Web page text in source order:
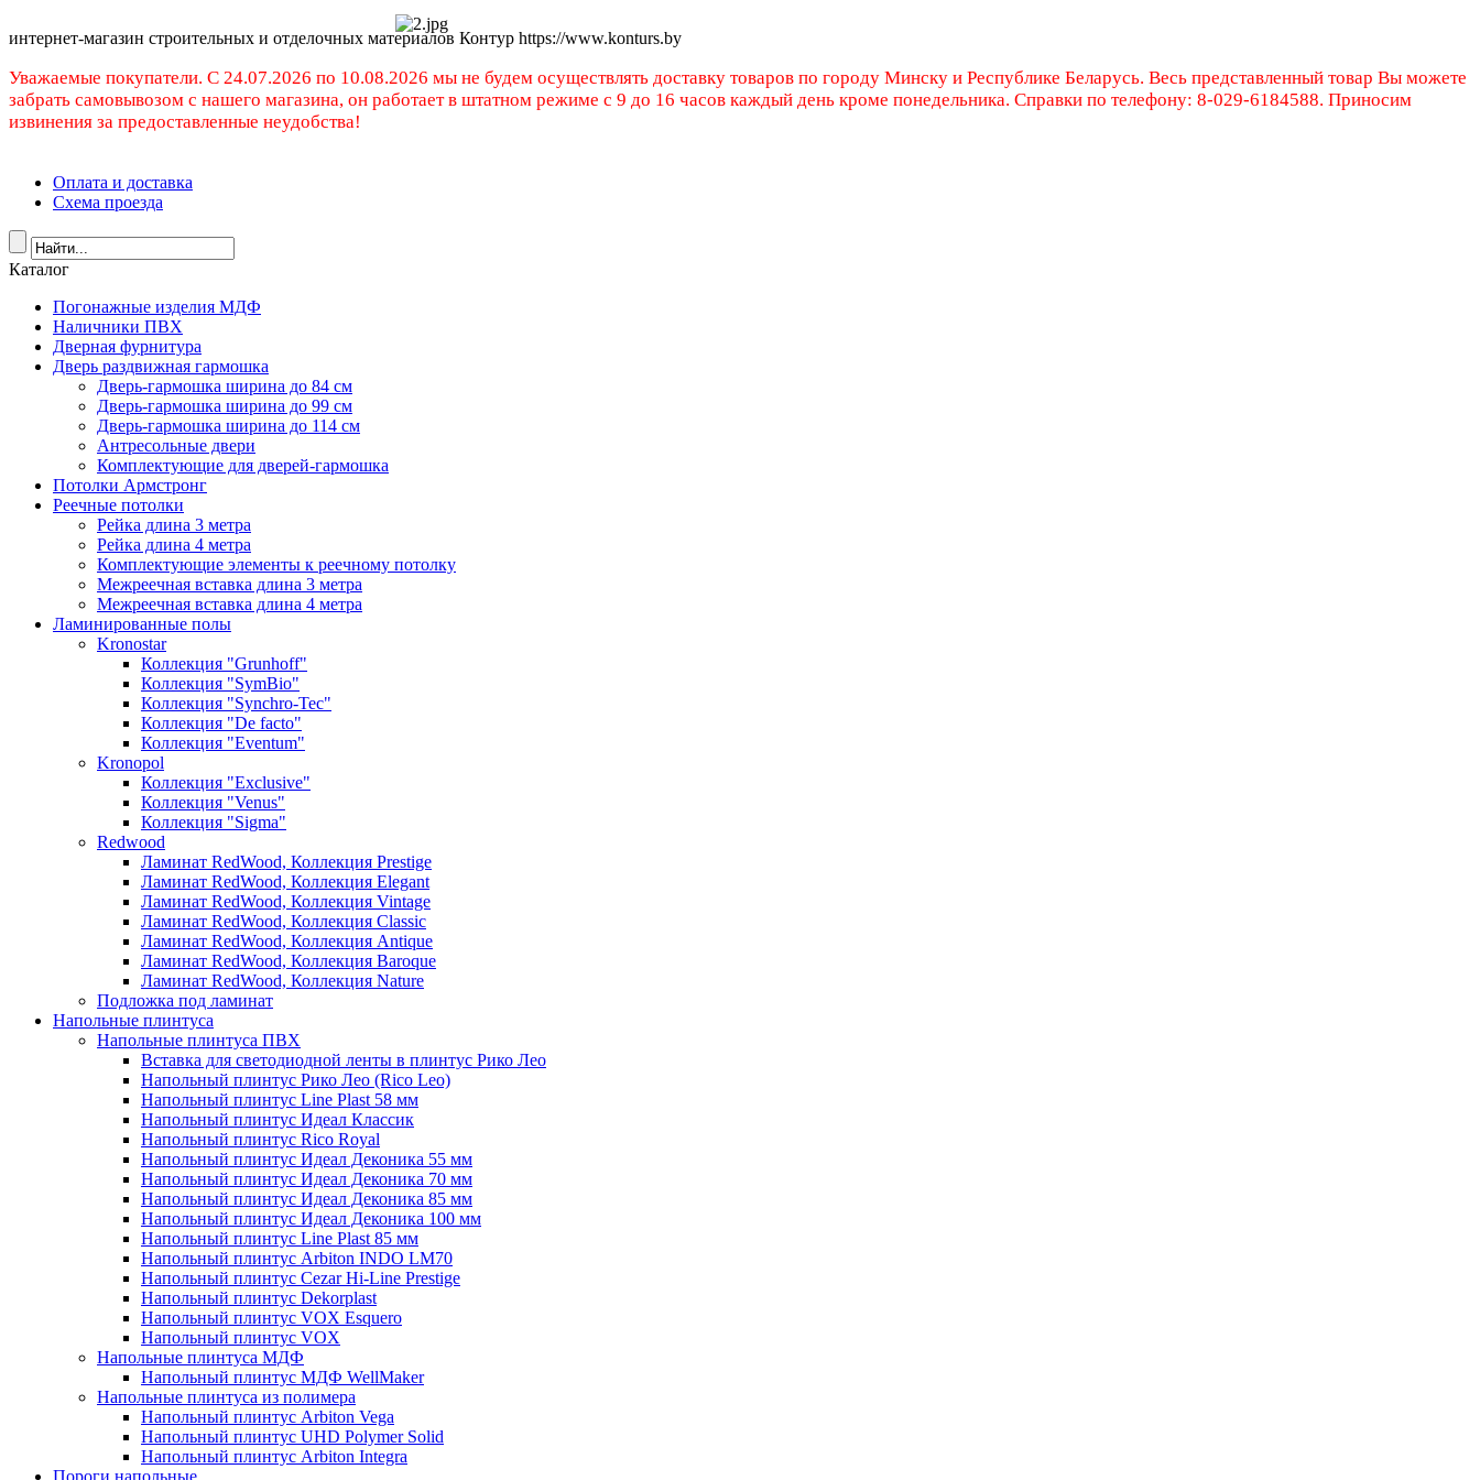
интернет-магазин строительных и отделочных материалов Контур https://www.konturs.by
Уважаемые покупатели. C 24.07.2026 по 10.08.2026 мы не будем осуществлять доставку товаров по городу Минску и Республике Беларусь. Весь представленный товар Вы можете
забрать самовывозом с нашего магазина, он работает в штатном режиме с 9 до 16 часов каждый день кроме понедельника. Справки по телефону: 8-029-6184588. Приносим
извинения за предоставленные неудобства!
Оплата и доставка
Схема проезда
Каталог
Погонажные изделия МДФ
Наличники ПВХ
Дверная фурнитура
Дверь раздвижная гармошка
Дверь-гармошка ширина до 84 см
Дверь-гармошка ширина до 99 см
Дверь-гармошка ширина до 114 см
Антресольные двери
Комплектующие для дверей-гармошка
Потолки Армстронг
Реечные потолки
Рейка длина 3 метра
Рейка длина 4 метра
Комплектующие элементы к реечному потолку
Межреечная вставка длина 3 метра
Межреечная вставка длина 4 метра
Ламинированные полы
Kronostar
Коллекция "Grunhoff"
Коллекция "SymBio"
Коллекция "Synchro-Tec"
Коллекция "De facto"
Коллекция "Eventum"
Kronopol
Коллекция "Exclusive"
Коллекция "Venus"
Коллекция "Sigma"
Redwood
Ламинат RedWood, Коллекция Prestige
Ламинат RedWood, Коллекция Elegant
Ламинат RedWood, Коллекция Vintage
Ламинат RedWood, Коллекция Classic
Ламинат RedWood, Коллекция Antique
Ламинат RedWood, Коллекция Baroque
Ламинат RedWood, Коллекция Nature
Подложка под ламинат
Напольные плинтуса
Напольные плинтуса ПВХ
Вставка для светодиодной ленты в плинтус Рико Лео
Напольный плинтус Рико Лео (Rico Leo)
Напольный плинтус Line Plast 58 мм
Напольный плинтус Идеал Классик
Напольный плинтус Rico Royal
Напольный плинтус Идеал Деконика 55 мм
Напольный плинтус Идеал Деконика 70 мм
Напольный плинтус Идеал Деконика 85 мм
Напольный плинтус Идеал Деконика 100 мм
Напольный плинтус Line Plast 85 мм
Напольный плинтус Arbiton INDO LM70
Напольный плинтус Cezar Hi-Line Prestige
Напольный плинтус Dekorplast
Напольный плинтус VOX Esquero
Напольный плинтус VOX
Напольные плинтуса МДФ
Напольный плинтус МДФ WellMaker
Напольные плинтуса из полимера
Напольный плинтус Arbiton Vega
Напольный плинтус UHD Polymer Solid
Напольный плинтус Arbiton Integra
Пороги напольные